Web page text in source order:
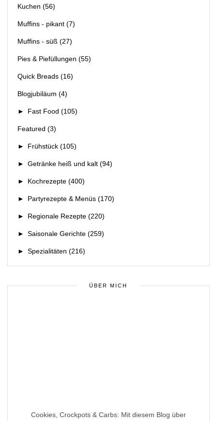
Kuchen (56)
Muffins - pikant (7)
Muffins - süß (27)
Pies & Piefüllungen (55)
Quick Breads (16)
Blogjubiläum (4)
► Fast Food (105)
Featured (3)
► Frühstück (105)
► Getränke heiß und kalt (94)
► Kochrezepte (400)
► Partyrezepte & Menüs (170)
► Regionale Rezepte (220)
► Saisonale Gerichte (259)
► Spezialitäten (216)
ÜBER MICH
Cookies, Crockpots & Carbs: Mit diesem Blog über